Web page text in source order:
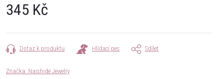
345 Kč
cena:
Dotaz k produktu Hlídací pes Sdílet
Značka: Naishide Jewelry